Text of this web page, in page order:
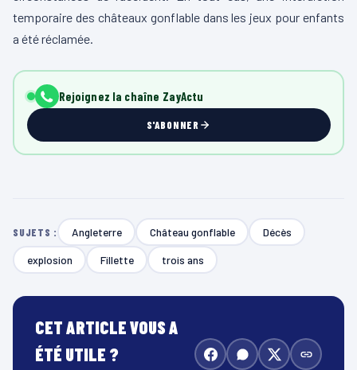
temporaire des châteaux gonflable dans les jeux pour enfants
a été réclamée.
Rejoignez la chaîne ZayActu
S'ABONNER
SUJETS : Angleterre Château gonflable Décès
explosion Fillette trois ans
CET ARTICLE VOUS A
ÉTÉ UTILE ?